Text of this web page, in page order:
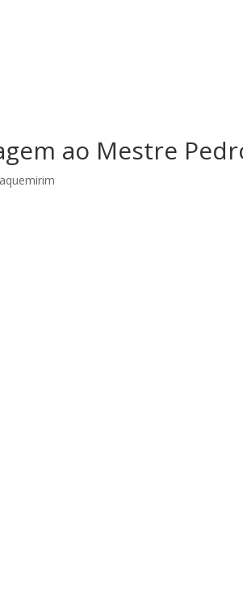
ao Mestre